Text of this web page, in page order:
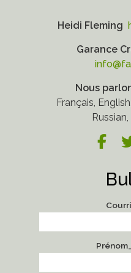
Heidi Fleming
Garance
Nous
Français,